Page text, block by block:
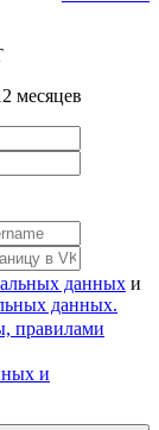
месяцев
данных и
данных.
правилами
и